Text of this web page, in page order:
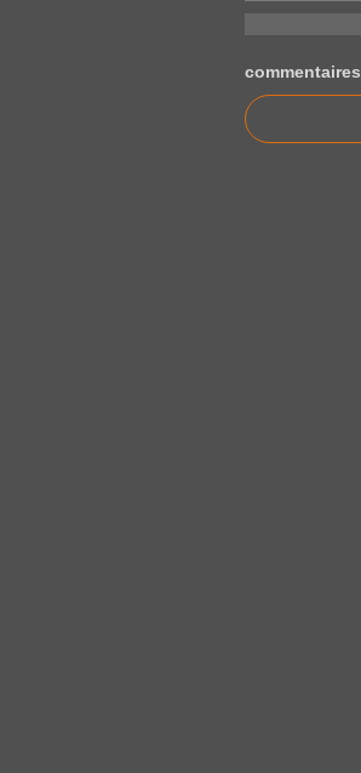
commentaires